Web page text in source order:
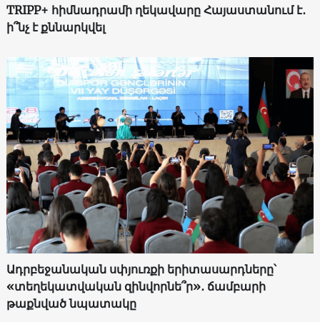
TRIPP+ հիմնադրամի ղեկավարը Հայաստանում է․
ի՞նչ է քննարկվել
Ադրբեջանական սփյուռքի երիտասարդները՝
«տեղեկատվական զինվորնե՞ր»․ ճամբարի
թաքնված նպատակը